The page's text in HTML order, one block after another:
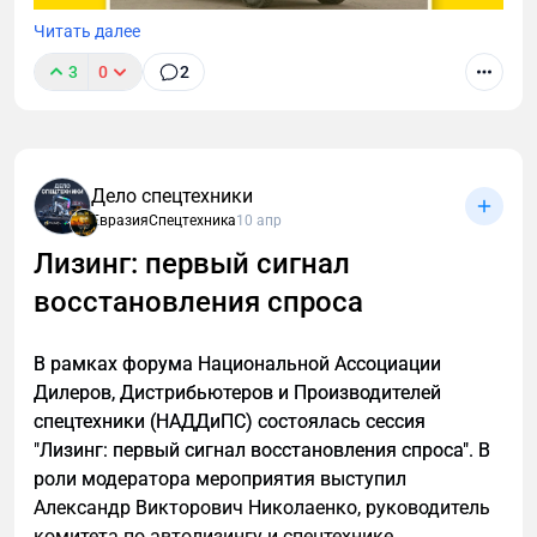
ПАО "КАМАЗ" презентовал новинки для лесной
отрасли. "Мы предлагаем продуктовую программу
«Лесник», это не отдельные машины, а целая
экосистема. Наша цель – закрыть всю
технологическую цепочку: от лесозаготовки до
Читать далее
3 0 2
Дело спецтехники
ЕвразияСпецтехника10 апр
Лизинг: первый сигнал
восстановления спроса
В рамках форума Национальной Ассоциации
Дилеров, Дистрибьютеров и Производителей
спецтехники (НАДДиПС) состоялась сессия
"Лизинг: первый сигнал восстановления спроса". В
роли модератора мероприятия выступил
Александр Викторович Николаенко, руководитель